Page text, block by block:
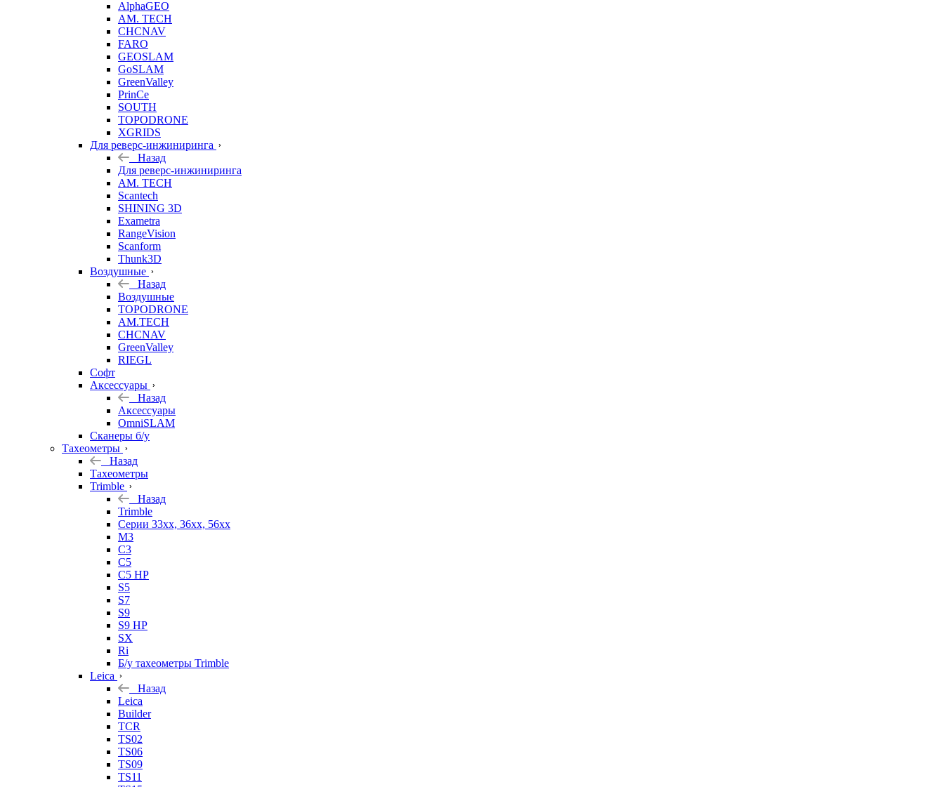
AlphaGEO
AM. TECH
CHCNAV
FARO
GEOSLAM
GoSLAM
GreenValley
PrinCe
SOUTH
TOPODRONE
XGRIDS
Для реверс-инжиниринга
Назад
Для реверс-инжиниринга
AM. TECH
Scantech
SHINING 3D
Exametra
RangeVision
Scanform
Thunk3D
Воздушные
Назад
Воздушные
TOPODRONE
AM.TECH
CHCNAV
GreenValley
RIEGL
Софт
Аксессуары
Назад
Аксессуары
OmniSLAM
Сканеры б/у
Тахеометры
Назад
Тахеометры
Trimble
Назад
Trimble
Серии 33xx, 36xx, 56xx
M3
C3
C5
C5 HP
S5
S7
S9
S9 HP
SX
Ri
Б/у тахеометры Trimble
Leica
Назад
Leica
Builder
TCR
TS02
TS06
TS09
TS11